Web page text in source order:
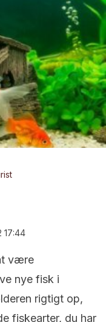
17:44
være
nye fisk i
rigtigt op,
fiskearter, du har